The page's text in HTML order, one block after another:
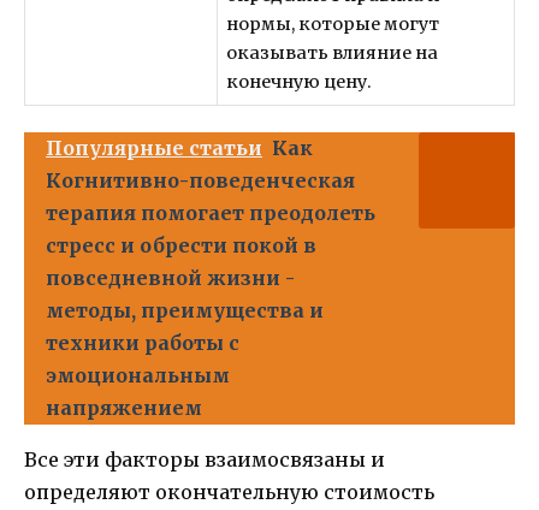
нормы, которые могут
оказывать влияние на
конечную цену.
Популярные статьи Как
Когнитивно-поведенческая
терапия помогает преодолеть
стресс и обрести покой в
повседневной жизни -
методы, преимущества и
техники работы с
эмоциональным
напряжением
Все эти факторы взаимосвязаны и
определяют окончательную стоимость